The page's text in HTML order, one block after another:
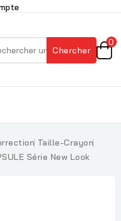
Chercher
0
Taille-Crayon
Série New Look